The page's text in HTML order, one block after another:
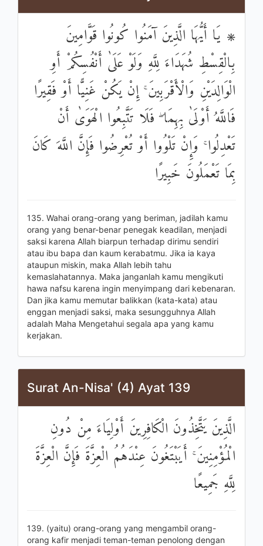
۞ يَا أَيُّهَا الَّذِينَ آمَنُوا كُونُوا قَوَّامِينَ
بِالْقِسْطِ شُهَدَاءَ لِلَّهِ وَلَوْ عَلَىٰ أَنْفُسِكُمْ أَوِ
الْوَالِدَيْنِ وَالْأَقْرَبِينَ ۚ إِنْ يَكُنْ غَنِيًّا أَوْ فَقِيرًا
فَاللَّهُ أَوْلَىٰ بِهِمَا ۖ فَلَا تَتَّبِعُوا الْهَوَىٰ أَنْ
تَعْدِلُوا ۚ وَإِنْ تَلْوُوا أَوْ تُعْرِضُوا فَإِنَّ اللَّهَ كَانَ
بِمَا تَعْمَلُونَ خَبِيرًا
135. Wahai orang-orang yang beriman, jadilah kamu
orang yang benar-benar penegak keadilan, menjadi
saksi karena Allah biarpun terhadap dirimu sendiri
atau ibu bapa dan kaum kerabatmu. Jika ia kaya
ataupun miskin, maka Allah lebih tahu
kemaslahatannya. Maka janganlah kamu mengikuti
hawa nafsu karena ingin menyimpang dari kebenaran.
Dan jika kamu memutar balikkan (kata-kata) atau
enggan menjadi saksi, maka sesungguhnya Allah
adalah Maha Mengetahui segala apa yang kamu
kerjakan.
Surat An-Nisa' (4) Ayat 139
الَّذِينَ يَتَّخِذُونَ الْكَافِرِينَ أَوْلِيَاءَ مِنْ دُونِ
الْمُؤْمِنِينَ ۚ أَيَبْتَغُونَ عِنْدَهُمُ الْعِزَّةَ فَإِنَّ الْعِزَّةَ
لِلَّهِ جَمِيعًا
139. (yaitu) orang-orang yang mengambil orang-
orang kafir menjadi teman-teman penolong dengan